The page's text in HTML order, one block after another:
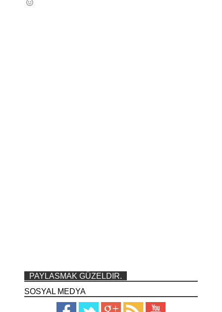
PAYLASMAK GÜZELDIR.
SOSYAL MEDYA